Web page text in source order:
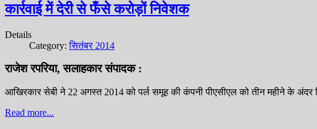
कार्रवाई में देरी से फँसे करोड़ों निवेशक
Details
Category:सितंबर 2014
राजेश रपरिया, सलाहकार संपादक :
आखिरकार सेबी ने 22 अगस्त 2014 को पर्ल समूह की कंपनी पीएसीएल को तीन महीने के
Read more...